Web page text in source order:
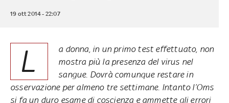
19 ott 2014 - 22:07
L
a donna, in un primo test effettuato, non
mostra più la presenza del virus nel
sangue. Dovrà comunque restare in
osservazione per almeno tre settimane. Intanto l’Oms
si fa un duro esame di coscienza e ammette gli errori